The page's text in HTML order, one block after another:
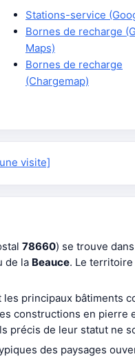
Stations-service
Bornes de recharge
Maps)
Bornes de recharge
(Chargemap)
visite]
78660) se trouve
de la Beauce. Le
principaux bâtiments
constructions en
précis de leur statut ne
des paysages